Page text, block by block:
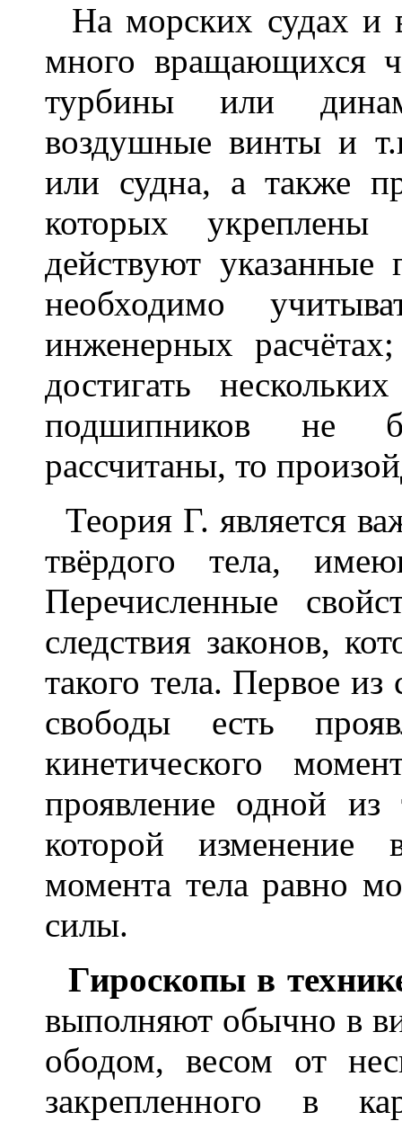
На морских судах и
много вращающихся
турбины или
воздушные винты и
или судна, а также
которых
действуют
необходимо
инженерных
достигать
подшипников не
рассчитаны, то
Теория Г. является
твёрдого тела,
Перечисленные
следствия законов,
такого тела. Первое
свободы есть
кинетического
проявление одной из
которой изменение
момента тела равно
силы.
Гироскопы в
выполняют обычно в
ободом, весом от
закрепленного в